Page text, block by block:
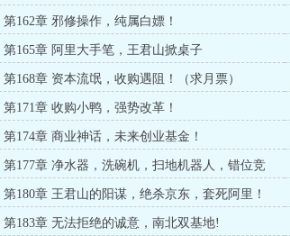
第162章 邪修操作，纯属白嫖！
第165章 阿里大手笔，王君山掀桌子
第168章 资本流氓，收购遇阻！（求月票）
第171章 收购小鸭，强势改革！
第174章 商业神话，未来创业基金！
第177章 净水器，洗碗机，扫地机器人，错位竞
争！
第180章 王君山的阳谋，绝杀京东，套死阿里！
第183章 无法拒绝的诚意，南北双基地!